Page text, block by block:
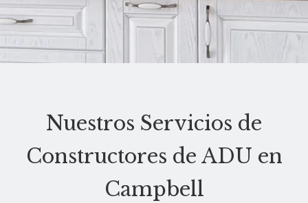
Nuestros Servicios de
Constructores de ADU en
Campbell